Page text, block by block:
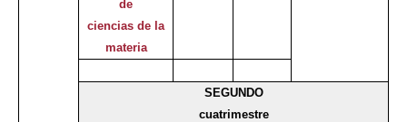
de
ciencias de la
materia
SEGUNDO
cuatrimestre